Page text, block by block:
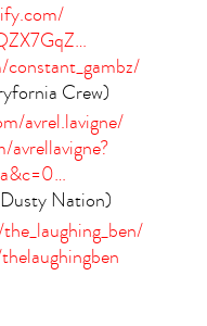
Crew)
avrel.lavigne/
Nation)